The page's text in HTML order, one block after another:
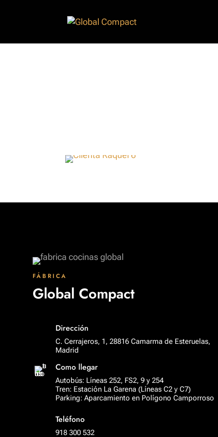
FÁBRICA
Global Compact
Dirección
C. Cerrajeros, 1, 28816 Camarma de Esteruelas,
Madrid
Como llegar
Autobús: Líneas 252, FS2, 9 y 254
Tren: Estación La Garena (Líneas C2 y C7)
Parking: Aparcamiento en Polígono Camporroso
Teléfono
918 300 532